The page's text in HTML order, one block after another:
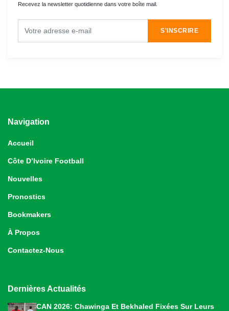
Recevez la newsletter quotidienne dans votre boîte mail.
S'INSCRIRE
Navigation
Accueil
Côte D’Ivoire Football
Nouvelles
Pronostics
Bookmakers
À Propos
Contactez-Nous
Dernières Actualités
CAN 2026: Chawinga Et Bekhaled Fixées Sur Leurs